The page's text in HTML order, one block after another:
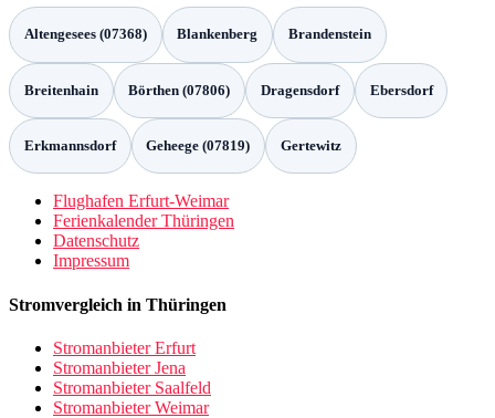
Altengesees (07368) Blankenberg Brandenstein
Breitenhain Börthen (07806) Dragensdorf Ebersdorf
Erkmannsdorf Geheege (07819) Gertewitz
Flughafen Erfurt-Weimar
Ferienkalender Thüringen
Datenschutz
Impressum
Stromvergleich in Thüringen
Stromanbieter Erfurt
Stromanbieter Jena
Stromanbieter Saalfeld
Stromanbieter Weimar